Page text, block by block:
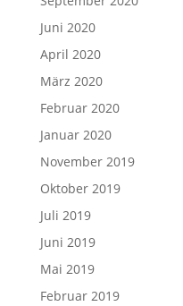
Juni 2020
April 2020
März 2020
Februar 2020
Januar 2020
November 2019
Oktober 2019
Juli 2019
Juni 2019
Mai 2019
Februar 2019